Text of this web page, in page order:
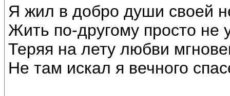
Я жил в добро души своей
Жить по-другому просто не
Теряя на лету любви
Не там искал я вечного